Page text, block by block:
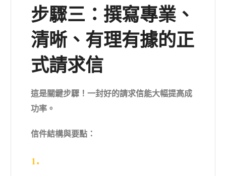
步驟三：撰寫專業、
清晰、有理有據的正
式請求信
這是關鍵步驟！一封好的請求信能大幅提高成
功率。
信件結構與要點：